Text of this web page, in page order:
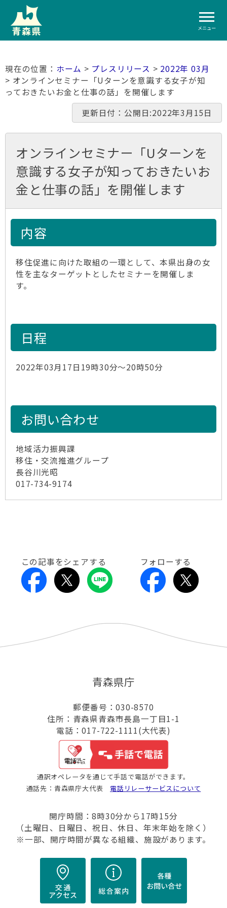
メニュー
ホーム > プレスリリース > 2022年 03月
> オンラインセミナー「Uターンを意識する女子が知
っておきたいお金と仕事の話」を開催します
更新日付：公開日:2022年3月15日
オンラインセミナー「Uターンを
意識する女子が知っておきたいお
金と仕事の話」を開催します
内容
移住促進に向けた取組の一環として、本県出身の女
性を主なターゲットとしたセミナーを開催しま
す。
日程
2022年03月17日19時30分～20時50分
お問い合わせ
地域活力振興課
移住・交流推進グループ
長谷川光昭
017-734-9174
この記事をシェアする フォローする
青森県庁
郵便番号：030-8570
住所：青森県青森市長島一丁目1-1
電話：017-722-1111(大代表)
通訳オペレータを通じて手話で電話ができます。
通話先：青森県庁大代表 電話リレーサービスについて
開庁時間：8時30分から17時15分
（土曜日、日曜日、祝日、休日、年末年始を除く）
※一部、開庁時間が異なる組織、施設があります。